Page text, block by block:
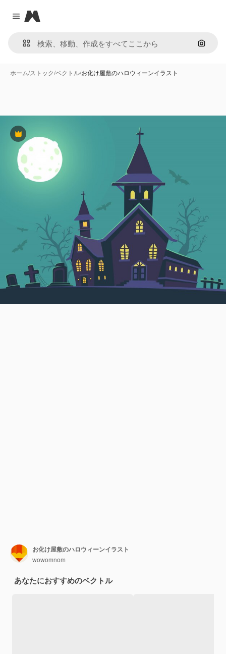
Close menu
Magnific
画像で
ホーム/ストック/ベクトル/お化け屋敷のハロウィーンイラスト
Premium
お化け屋敷のハロウィーンイラスト
wowomnom
あなたにおすすめのベクトル